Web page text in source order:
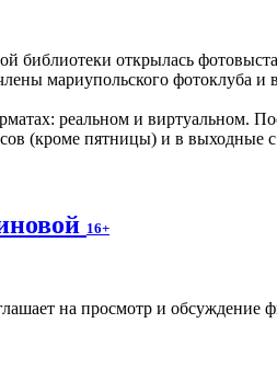
библиотеки открылась
мариупольского фотоклуба и
реальном и виртуальном.
(кроме пятницы) и в выходные
16+
на просмотр и обсуждение